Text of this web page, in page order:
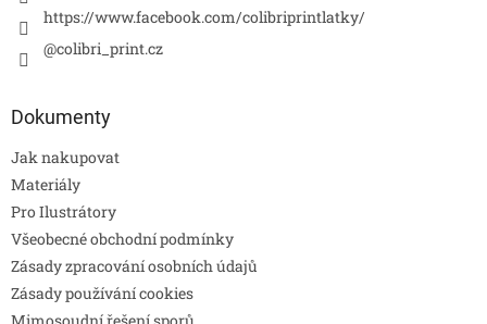
https://www.facebook.com/colibriprintlatky/
@colibri_print.cz
Dokumenty
Jak nakupovat
Materiály
Pro Ilustrátory
Všeobecné obchodní podmínky
Zásady zpracování osobních údajů
Zásady používání cookies
Mimosoudní řešení sporů